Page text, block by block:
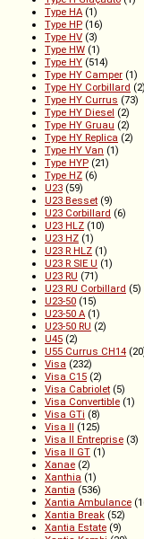
Type HA (1)
Type HP (16)
Type HV (3)
Type HW (1)
Type HY (514)
Type HY Camper (1)
Type HY Corbillard (2)
Type HY Currus (73)
Type HY Diesel (2)
Type HY Gruau (2)
Type HY Replica (2)
Type HY Van (1)
Type HYP (21)
Type HZ (6)
U23 (59)
U23 Besset (9)
U23 Corbillard (6)
U23 HLZ (10)
U23 HZ (1)
U23 R HLZ (1)
U23 R SIE U (1)
U23 RU (71)
U23 RU Corbillard (5)
U23-50 (15)
U23-50 A (1)
U23-50 RU (2)
U45 (2)
U55 Currus CH14
Visa (232)
Visa C15 (2)
Visa Cabriolet (5)
Visa Convertible (1)
Visa GTi (8)
Visa II (125)
Visa II Entreprise (3)
Visa II GT (1)
Xanae (2)
Xanthia (1)
Xantia (536)
Xantia Ambulance
Xantia Break (52)
Xantia Estate (9)